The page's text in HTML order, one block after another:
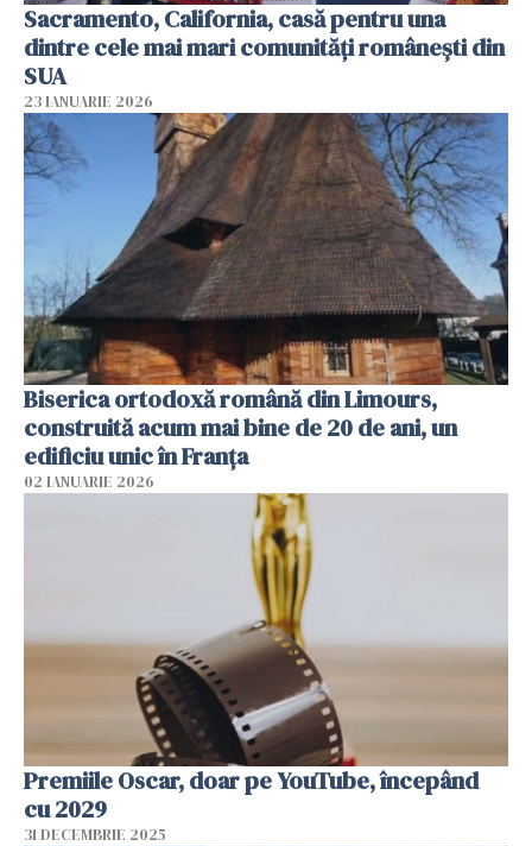
Sacramento, California, casă pentru una
dintre cele mai mari comunități românești din
SUA
23 IANUARIE 2026
Biserica ortodoxă română din Limours,
construită acum mai bine de 20 de ani, un
edificiu unic în Franţa
02 IANUARIE 2026
Premiile Oscar, doar pe YouTube, începând
cu 2029
31 DECEMBRIE 2025